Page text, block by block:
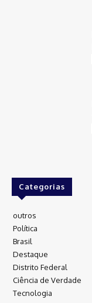
Categorias
outros
Política
Brasil
Destaque
Distrito Federal
Ciência de Verdade
Tecnologia